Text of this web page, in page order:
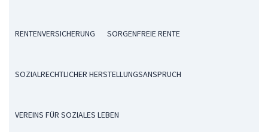
RENTENVERSICHERUNG SORGENFREIE RENTE
SOZIALRECHTLICHER HERSTELLUNGSANSPRUCH
VEREINS FÜR SOZIALES LEBEN